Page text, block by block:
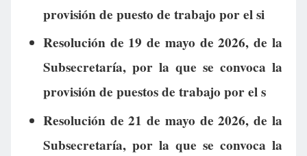
provisión de puesto de trabajo por el si
Resolución de 19 de mayo de 2026, de la
Subsecretaría, por la que se convoca la
provisión de puestos de trabajo por el s
Resolución de 21 de mayo de 2026, de la
Subsecretaría, por la que se convoca la